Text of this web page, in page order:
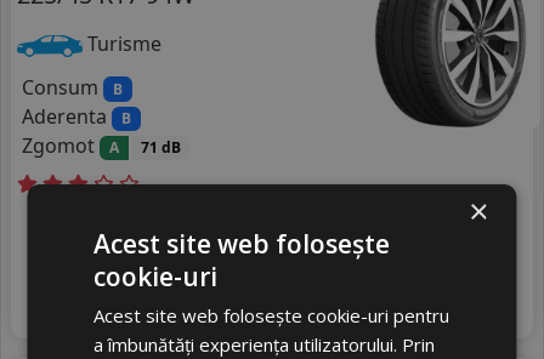
Turisme
Consum
B
Aderenta B
Zgomot A 71 dB
Livrare gratuită *
329RON
466 RON
Discount29 %
livrare 24/48 ore
Stoc magazin
Adauga in cos
×
Acest site web folosește
cookie-uri
Acest site web folosește cookie-uri pentru
a îmbunătăți experiența utilizatorului. Prin